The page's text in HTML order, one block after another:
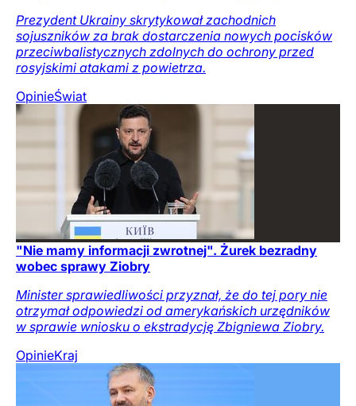
Prezydent Ukrainy skrytykował zachodnich
sojuszników za brak dostarczenia nowych pocisków
przeciwbalistycznych zdolnych do ochrony przed
rosyjskimi atakami z powietrza.
OpinieŚwiat
"Nie mamy informacji zwrotnej". Żurek bezradny
wobec sprawy Ziobry
Minister sprawiedliwości przyznał, że do tej pory nie
otrzymał odpowiedzi od amerykańskich urzędników
w sprawie wniosku o ekstradycję Zbigniewa Ziobry.
OpinieKraj